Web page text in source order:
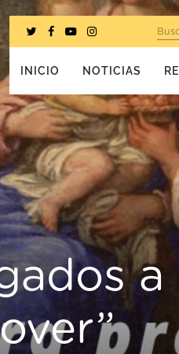
INICIO NOTICIAS
a